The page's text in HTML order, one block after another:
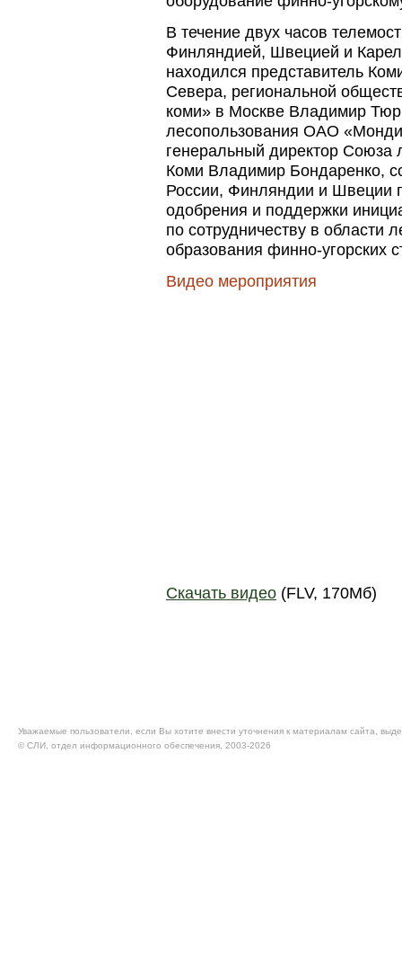
В течение двух часов
Финляндией, Швецией и
находился представитель
Севера, региональной
коми» в Москве Владимир
лесопользования ОАО
генеральный директор
Коми Владимир Бондаренко,
России, Финляндии и Швеции
одобрения и поддержки
по сотрудничеству в области
образования финно-угорских
Видео мероприятия
Скачать видео (FLV, 170Мб)
Уважаемые пользователи, если Вы хотите внести уточнения к материалам сайта,
© CЛИ, отдел информационного обеспечения, 2003-2026